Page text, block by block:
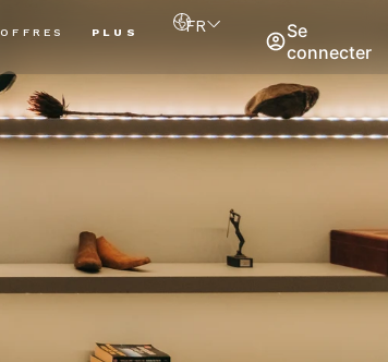
OFFRES PLUS FR
Se
connecter